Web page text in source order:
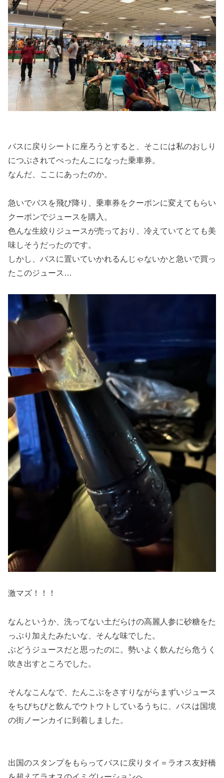
バスに戻りシートに座ろうとすると、そこには私のおしり
につぶされてぺったんこになった乗車券。
なんだ、ここにあったのか。
急いでバスを飛び降り、乗車券をクーポンに変えてもらい
クーポンでジュースを購入。
色んな生絞りジュースが売っており、冷えていてとても美
味しそうだったのです。
しかし、バスに置いていかれるんじゃないかと急いで買っ
たこのジュース…
激マズ！！！
なんというか、洗ってない土だらけの高麗人参に砂糖をた
っぷり加えたみたいな、そんな味でした。
ぶどうジュースだと思ったのに。勢いよく飲んだら危うく
吹き出すところでした。
そんなこんなで、たんこぶをさすりながらまずいジュース
をちびちびと飲んでウトウトしているうちに、バスは国境
の街ノーンカイに到着しました。
出国のスタンプをもらってバスに戻りタイ＝ラオス友好橋